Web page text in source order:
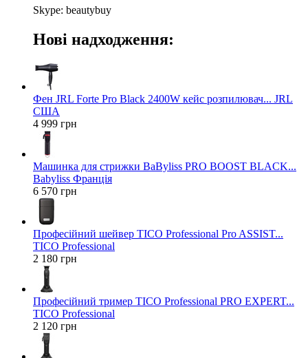
Skype: beautybuy
Нові надходження:
Фен JRL Forte Pro Black 2400W кейс розпилювач... JRL
США
4 999 грн
Машинка для стрижки BaByliss PRO BOOST BLACK...
Babyliss Франція
6 570 грн
Професійний шейвер TICO Professional Pro ASSIST...
TICO Professional
2 180 грн
Професійний тример TICO Professional PRO EXPERT...
TICO Professional
2 120 грн